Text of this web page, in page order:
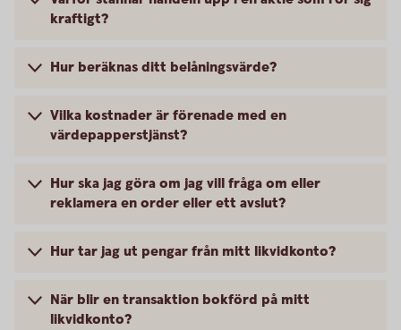
kraftigt?
Hur beräknas ditt belåningsvärde?
Vilka kostnader är förenade med en
värdepapperstjänst?
Hur ska jag göra om jag vill fråga om eller
reklamera en order eller ett avslut?
Hur tar jag ut pengar från mitt likvidkonto?
När blir en transaktion bokförd på mitt
likvidkonto?